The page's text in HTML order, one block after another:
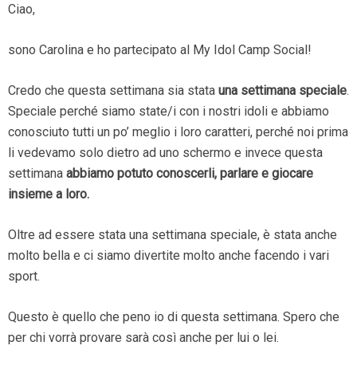
Ciao,
sono Carolina e ho partecipato al My Idol Camp Social!
Credo che questa settimana sia stata una settimana speciale.
Speciale perché siamo state/i con i nostri idoli e abbiamo
conosciuto tutti un po’ meglio i loro caratteri, perché noi prima
li vedevamo solo dietro ad uno schermo e invece questa
settimana abbiamo potuto conoscerli, parlare e giocare
insieme a loro.
Oltre ad essere stata una settimana speciale, è stata anche
molto bella e ci siamo divertite molto anche facendo i vari
sport.
Questo è quello che peno io di questa settimana. Spero che
per chi vorrà provare sarà così anche per lui o lei.